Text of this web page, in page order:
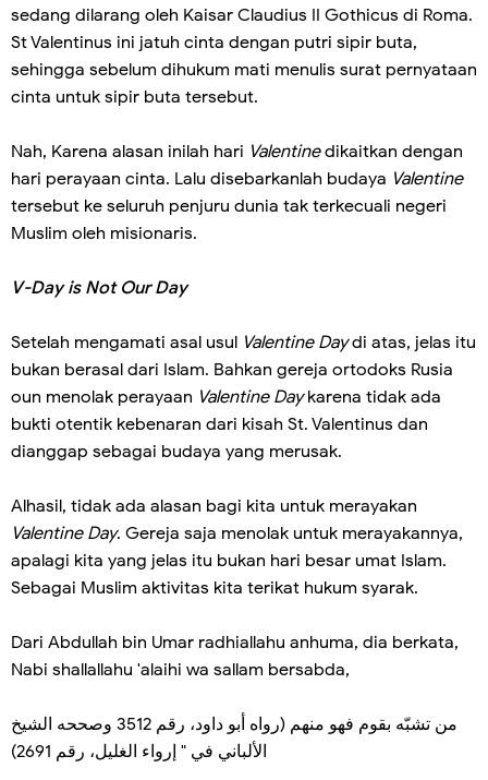
sedang dilarang oleh Kaisar Claudius II Gothicus di Roma.
St Valentinus ini jatuh cinta dengan putri sipir buta,
sehingga sebelum dihukum mati menulis surat pernyataan
cinta untuk sipir buta tersebut.
Nah, Karena alasan inilah hari Valentinedikaitkan dengan
hari perayaan cinta. Lalu disebarkanlah budaya Valentine
tersebut ke seluruh penjuru dunia tak terkecuali negeri
Muslim oleh misionaris.
V-Day is Not Our Day
Setelah mengamati asal usul Valentine Daydi atas, jelas itu
bukan berasal dari Islam. Bahkan gereja ortodoks Rusia
oun menolak perayaan Valentine Daykarena tidak ada
bukti otentik kebenaran dari kisah St. Valentinus dan
dianggap sebagai budaya yang merusak.
Alhasil, tidak ada alasan bagi kita untuk merayakan
Valentine Day. Gereja saja menolak untuk merayakannya,
apalagi kita yang jelas itu bukan hari besar umat Islam.
Sebagai Muslim aktivitas kita terikat hukum syarak.
Dari Abdullah bin Umar radhiallahu anhuma, dia berkata,
Nabi shallallahu 'alaihi wa sallam bersabda,
من تشبّه بقوم فهو منهم (رواه أبو داود، رقم 3512 وصححه الشيخ
الألباني في " إرواء الغليل، رقم 2691)